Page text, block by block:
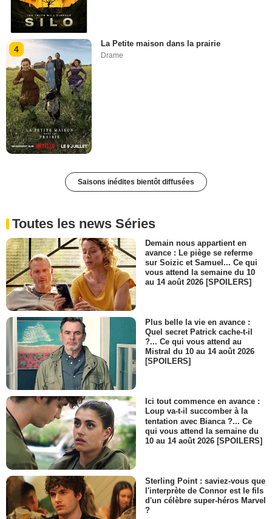
4
La Petite maison dans la prairie
Drame
Saisons inédites bientôt diffusées
Toutes les news Séries
Demain nous appartient en
avance : Le piège se referme
sur Soizic et Samuel... Ce qui
vous attend la semaine du 10
au 14 août 2026 [SPOILERS]
Plus belle la vie en avance :
Quel secret Patrick cache-t-il
?... Ce qui vous attend au
Mistral du 10 au 14 août 2026
[SPOILERS]
Ici tout commence en avance :
Loup va-t-il succomber à la
tentation avec Bianca ?... Ce
qui vous attend la semaine du
10 au 14 août 2026 [SPOILERS]
Sterling Point : saviez-vous que
l'interprète de Connor est le fils
d'un célèbre super-héros Marvel
?